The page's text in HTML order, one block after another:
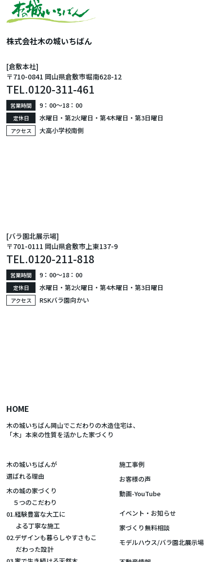
株式会社木の城いちばん
[倉敷本社]
〒710-0841 岡山県倉敷市堀南628-12
TEL.0120-311-461
営業時間 9：00〜18：00
定休日 水曜日・第2火曜日・第4木曜日・第3日曜日
アクセス 大高小学校南側
[バラ園北展示場]
〒701-0111 岡山県倉敷市上東137-9
TEL.0120-211-818
営業時間 9：00〜18：00
定休日 水曜日・第2火曜日・第4木曜日・第3日曜日
アクセス RSKバラ園向かい
HOME
木の城いちばん岡山でこだわりの木造住宅は、
「木」本来の性質を活かした家づくり
木の城いちばんが
選ばれる理由
木の城の家づくり
５つのこだわり
01.経験豊富な大工に
よる丁寧な施工
02.デザインも暮らしやすさもこ
だわった設計
施工事例
お客様の声
動画-YouTube
イベント・お知らせ
家づくり無料相談
モデルハウス/バラ園北展示場